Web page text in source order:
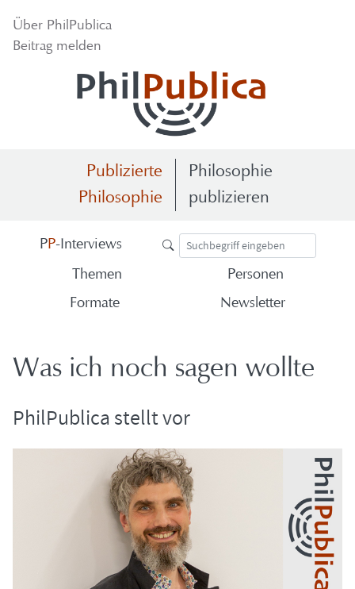
Über Phil­Pu­bli­ca
Bei­trag mel­den
Publizierte
Philosophie
Philosophie
publizieren
PP-​Interviews
The­men
Per­so­nen
For­ma­te
News­let­ter
Was ich noch sagen woll­te
Phil­Pu­bli­ca stellt vor